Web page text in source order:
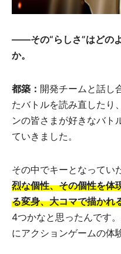
――その“らしさ”はどの
か。
都築： 開発チームと話し
たバトルを読み直したり
ンの皆さまが好きなバト
ていきました。
その中でキーとなってい
烈な個性、その個性を体
る変身、大コマで描かれ
4つかなと思ったんです
にアクションゲームの体